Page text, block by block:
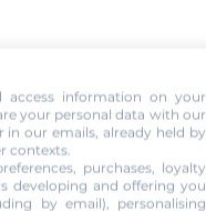
information on your
your personal data with our
our emails, already held by
contexts.
purchases, loyalty
developing and offering you
by email), personalising